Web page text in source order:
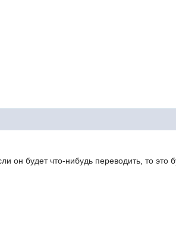
будет что-нибудь переводить, то это